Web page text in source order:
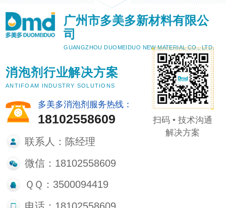
广州市多美多新材料有限公
司
GUANGZHOU DUOMEIDUO NEW MATERIAL CO., LTD.
消泡剂行业解决方案
ANTIFOAM INDUSTRY SOLUTIONS
多美多消泡剂服务热线：
18102558609
联系人：陈经理
微信：18102558609
ＱＱ：3500094419
扫码 • 技术沟通
解决方案